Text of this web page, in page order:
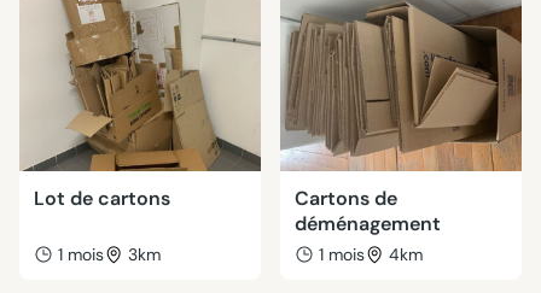
Lot de cartons
1 mois 3km
Cartons de
déménagement
1 mois 4km